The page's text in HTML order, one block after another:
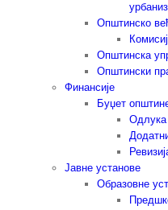
Општинско
Општинска
Општински
Финансије
Буџет
Одлука
Јавне установе
Образовне